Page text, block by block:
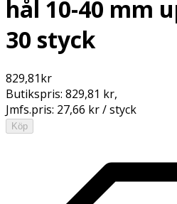
hål 10-40 mm
30 styck
829,81kr
Butikspris: 829,81 kr,
Jmfs.pris: 27,66 kr / styck
Köp